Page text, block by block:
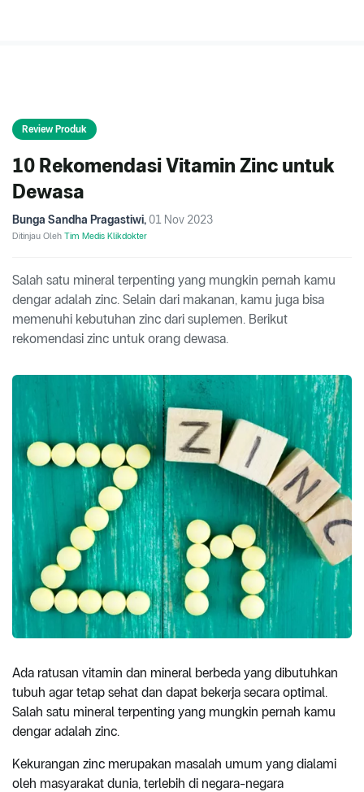
Review Produk
10 Rekomendasi Vitamin Zinc untuk
Dewasa
Bunga Sandha Pragastiwi, 01 Nov 2023
Ditinjau Oleh Tim Medis Klikdokter
Salah satu mineral terpenting yang mungkin pernah kamu
dengar adalah zinc. Selain dari makanan, kamu juga bisa
memenuhi kebutuhan zinc dari suplemen. Berikut
rekomendasi zinc untuk orang dewasa.
Ada ratusan vitamin dan mineral berbeda yang dibutuhkan
tubuh agar tetap sehat dan dapat bekerja secara optimal.
Salah satu mineral terpenting yang mungkin pernah kamu
dengar adalah zinc.
Kekurangan zinc merupakan masalah umum yang dialami
oleh masyarakat dunia, terlebih di negara-negara